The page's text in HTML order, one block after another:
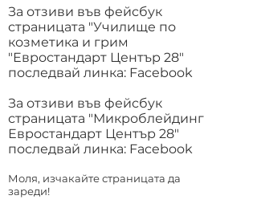
За отзиви във фейсбук
страницата "Училище по
козметика и грим
"Евростандарт Център 28"
последвай линка: Facebook
За отзиви във фейсбук
страницата "Микроблейдинг
Евростандарт Център 28"
последвай линка: Facebook
Моля, изчакайте страницата да
зареди!